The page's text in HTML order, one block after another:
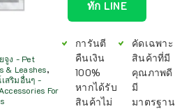
จูง - Pet
& Leashes,
สริมอื่นๆ -
For
ทัก LINE
การันตี
คืนเงิน
100%
หากได้รับ
สินค้าไม่
คัดเฉพาะ
สินค้าที่มี
คุณภาพดี
มี
มาตรฐาน